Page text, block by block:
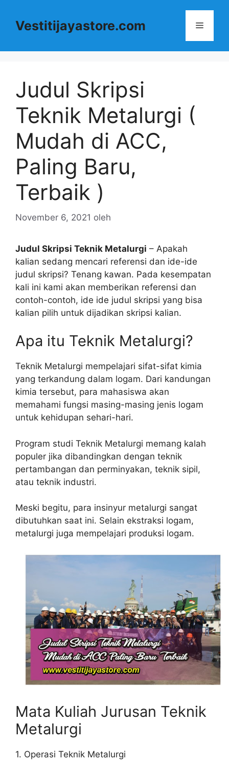
Vestitijayastore.com Menu
Judul Skripsi
Teknik Metalurgi (
Mudah di ACC,
Paling Baru,
Terbaik )
November 6, 2021 oleh
Judul Skripsi Teknik Metalurgi – Apakah
kalian sedang mencari referensi dan ide-ide
judul skripsi? Tenang kawan. Pada kesempatan
kali ini kami akan memberikan referensi dan
contoh-contoh, ide ide judul skripsi yang bisa
kalian pilih untuk dijadikan skripsi kalian.
Apa itu Teknik Metalurgi?
Teknik Metalurgi mempelajari sifat-sifat kimia
yang terkandung dalam logam. Dari kandungan
kimia tersebut, para mahasiswa akan
memahami fungsi masing-masing jenis logam
untuk kehidupan sehari-hari.
Program studi Teknik Metalurgi memang kalah
populer jika dibandingkan dengan teknik
pertambangan dan perminyakan, teknik sipil,
atau teknik industri.
Meski begitu, para insinyur metalurgi sangat
dibutuhkan saat ini. Selain ekstraksi logam,
metalurgi juga mempelajari produksi logam.
Mata Kuliah Jurusan Teknik
Metalurgi
1. Operasi Teknik Metalurgi